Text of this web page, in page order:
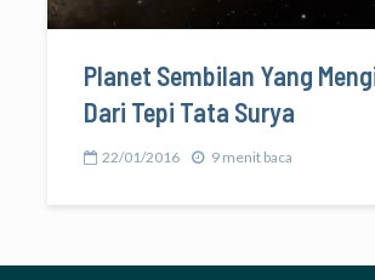
Planet Sembilan Yang
Dari Tepi Tata Surya
22/01/2016 9 menit baca